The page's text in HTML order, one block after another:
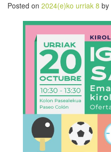
Posted on 2024(e)ko urriak 8 by